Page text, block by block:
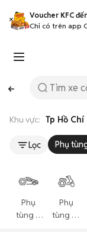
Voucher KFC
Chỉ có trên app
Khu vực: Tp Hồ
Lọc Phụ
Phụ
tùng ô
Phụ
tùng xe